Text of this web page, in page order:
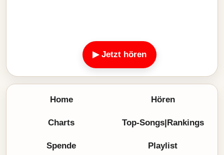
▶ Jetzt hören
Home Hören
Charts Top-Songs|Rankings
Spende Playlist